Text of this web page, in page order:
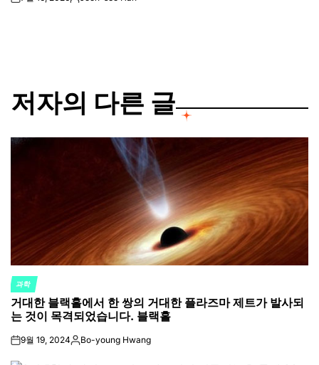
on
Posted
저자의 다른 글
POSTED
IN
과학
거대한 블랙홀에서 한 쌍의 거대한 플라즈마 제트가 발사되
는 것이 목격되었습니다. 블랙홀
on9월 19, 2024Posted
Bo-young Hwang